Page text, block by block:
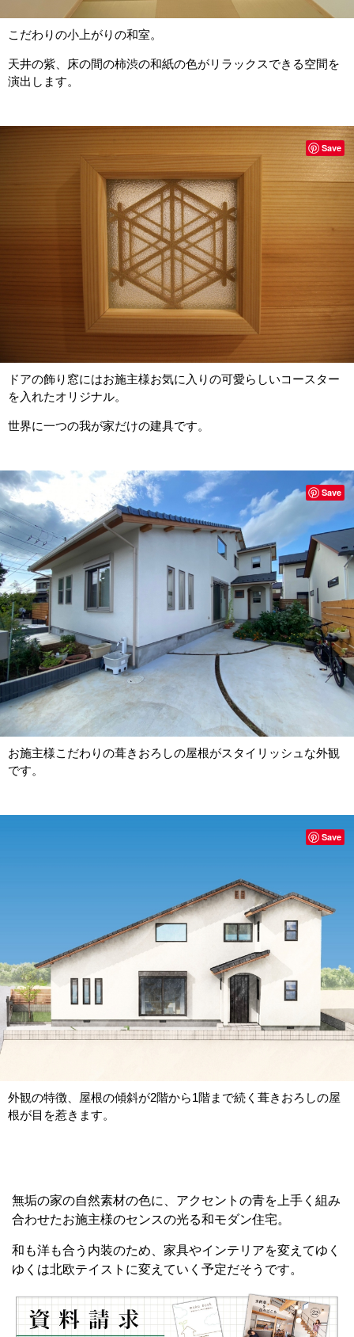
こだわりの小上がりの和室。
天井の紫、床の間の柿渋の和紙の色がリラックスできる空間を
演出します。
ドアの飾り窓にはお施主様お気に入りの可愛らしいコースター
を入れたオリジナル。
世界に一つの我が家だけの建具です。
Save
お施主様こだわりの葺きおろしの屋根がスタイリッシュな外観
です。
Save
外観の特徴、屋根の傾斜が2階から1階まで続く葺きおろしの屋
根が目を惹きます。
Save
無垢の家の自然素材の色に、アクセントの青を上手く組み
合わせたお施主様のセンスの光る和モダン住宅。
和も洋も合う内装のため、家具やインテリアを変えてゆく
ゆくは北欧テイストに変えていく予定だそうです。